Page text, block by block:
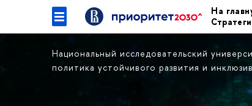
На
Национальный исследовательский
политика устойчивого развития и